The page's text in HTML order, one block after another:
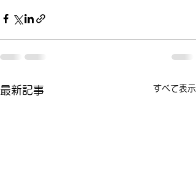
最新記事 すべて表示